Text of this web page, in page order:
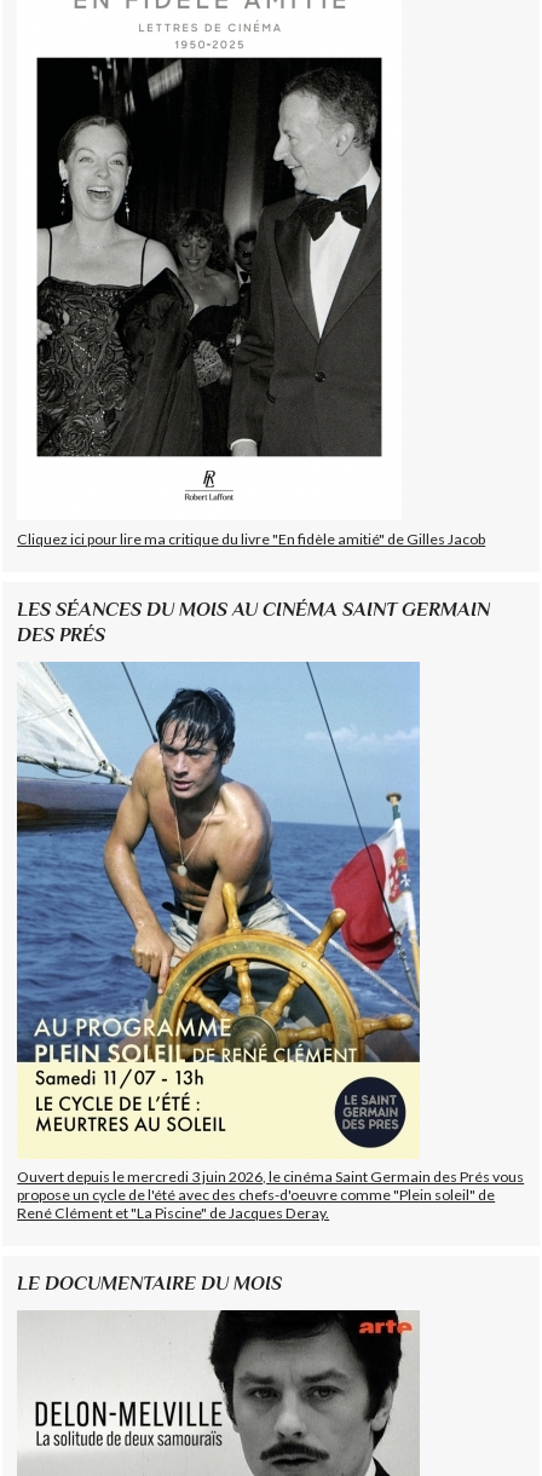
Cliquez ici pour lire ma critique du livre "En fidèle amitié" de Gilles Jacob
LES SÉANCES DU MOIS AU CINÉMA SAINT GERMAIN
DES PRÉS
Ouvert depuis le mercredi 3 juin 2026, le cinéma Saint Germain des Prés vous
propose un cycle de l'été avec des chefs-d'oeuvre comme "Plein soleil" de
René Clément et "La Piscine" de Jacques Deray.
LE DOCUMENTAIRE DU MOIS